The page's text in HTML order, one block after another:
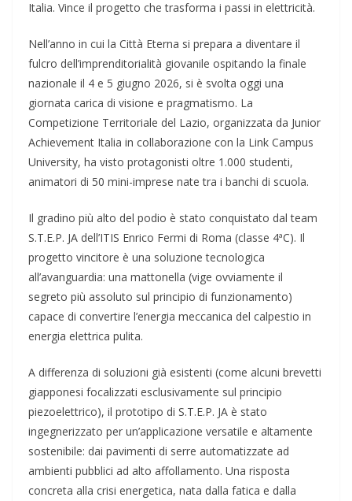
Italia. Vince il progetto che trasforma i passi in elettricità.
Nell’anno in cui la Città Eterna si prepara a diventare il
fulcro dell’imprenditorialità giovanile ospitando la finale
nazionale il 4 e 5 giugno 2026, si è svolta oggi una
giornata carica di visione e pragmatismo. La
Competizione Territoriale del Lazio, organizzata da Junior
Achievement Italia in collaborazione con la Link Campus
University, ha visto protagonisti oltre 1.000 studenti,
animatori di 50 mini-imprese nate tra i banchi di scuola.
Il gradino più alto del podio è stato conquistato dal team
S.T.E.P. JA dell’ITIS Enrico Fermi di Roma (classe 4ªC). Il
progetto vincitore è una soluzione tecnologica
all’avanguardia: una mattonella (vige ovviamente il
segreto più assoluto sul principio di funzionamento)
capace di convertire l’energia meccanica del calpestio in
energia elettrica pulita.
A differenza di soluzioni già esistenti (come alcuni brevetti
giapponesi focalizzati esclusivamente sul principio
piezoelettrico), il prototipo di S.T.E.P. JA è stato
ingegnerizzato per un’applicazione versatile e altamente
sostenibile: dai pavimenti di serre automatizzate ad
ambienti pubblici ad alto affollamento. Una risposta
concreta alla crisi energetica, nata dalla fatica e dalla